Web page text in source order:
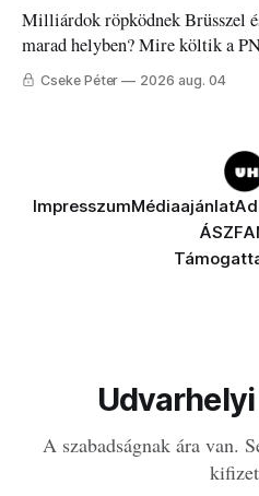
Milliárdok röpködnek Brüsszel
marad helyben? Mire költik a
Cseke Péter 2026 aug. 04
ImpresszumMédiaajánlat
ÁSZF
A szabadságnak ára van.